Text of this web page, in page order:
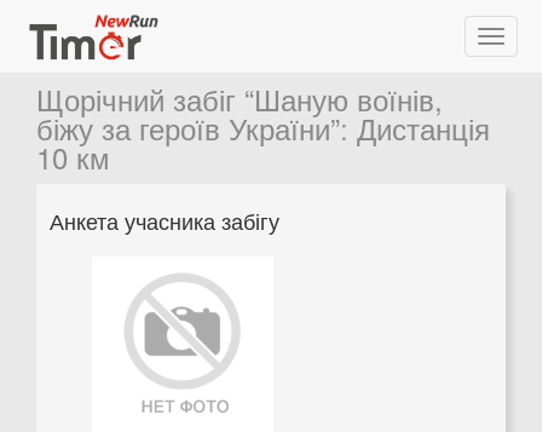
Щорічний забіг “Шаную воїнів,
біжу за героїв України”: Дистанція
10 км
Анкета учасника забігу